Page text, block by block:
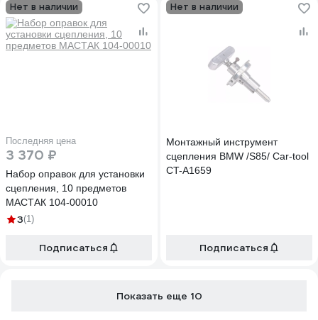
Нет в наличии
Последняя цена
3 370 ₽
Набор оправок для установки
сцепления, 10 предметов
МАСТАК 104-00010
3(1)
Подписаться
Нет в наличии
Монтажный инструмент
сцепления BMW /S85/ Car-tool
CT-A1659
Подписаться
Показать еще 10